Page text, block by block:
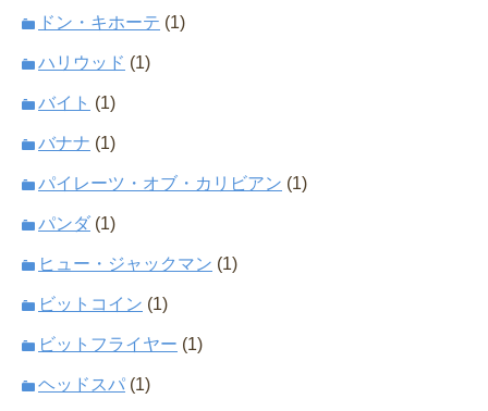
ドン・キホーテ (1)
ハリウッド (1)
バイト (1)
バナナ (1)
パイレーツ・オブ・カリビアン (1)
パンダ (1)
ヒュー・ジャックマン (1)
ビットコイン (1)
ビットフライヤー (1)
ヘッドスパ (1)